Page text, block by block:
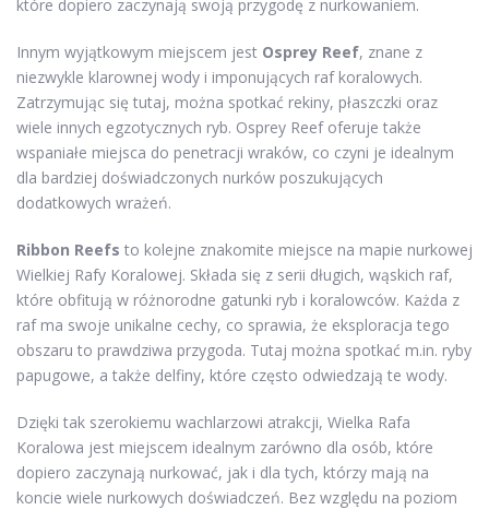
które dopiero zaczynają swoją przygodę z nurkowaniem.
Innym wyjątkowym miejscem jest Osprey Reef, znane z
niezwykle klarownej wody i imponujących raf koralowych.
Zatrzymując się tutaj, można spotkać rekiny, płaszczki oraz
wiele innych egzotycznych ryb. Osprey Reef oferuje także
wspaniałe miejsca do penetracji wraków, co czyni je idealnym
dla bardziej doświadczonych nurków poszukujących
dodatkowych wrażeń.
Ribbon Reefs to kolejne znakomite miejsce na mapie nurkowej
Wielkiej Rafy Koralowej. Składa się z serii długich, wąskich raf,
które obfitują w różnorodne gatunki ryb i koralowców. Każda z
raf ma swoje unikalne cechy, co sprawia, że eksploracja tego
obszaru to prawdziwa przygoda. Tutaj można spotkać m.in. ryby
papugowe, a także delfiny, które często odwiedzają te wody.
Dzięki tak szerokiemu wachlarzowi atrakcji, Wielka Rafa
Koralowa jest miejscem idealnym zarówno dla osób, które
dopiero zaczynają nurkować, jak i dla tych, którzy mają na
koncie wiele nurkowych doświadczeń. Bez względu na poziom